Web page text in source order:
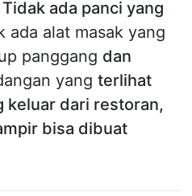
Tidak ada panci yang
ada alat masak yang
panggang dan
yang terlihat
keluar dari restoran,
bisa dibuat